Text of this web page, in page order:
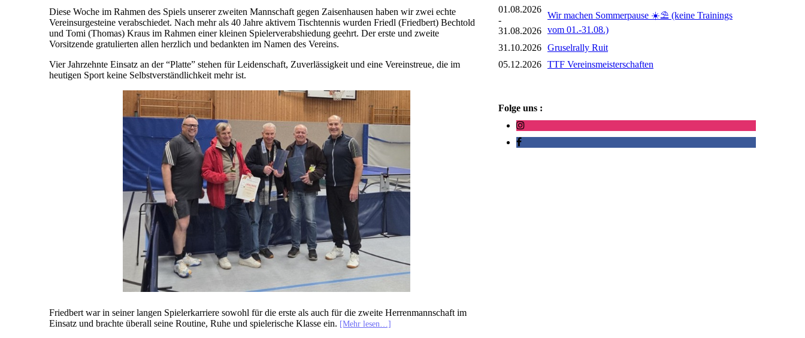
Diese Woche im Rahmen des Spiels unserer zweiten Mannschaft gegen Zaisenhausen haben wir zwei echte
Vereinsurgesteine verabschiedet. Nach mehr als 40 Jahre aktivem Tischtennis wurden Friedl (Friedbert) Bechtold
und Tomi (Thomas) Kraus im Rahmen einer kleinen Spielerverabshiedung geehrt. Der erste und zweite
Vorsitzende gratulierten allen herzlich und bedankten im Namen des Vereins.
Vier Jahrzehnte Einsatz an der “Platte” stehen für Leidenschaft, Zuverlässigkeit und eine Vereinstreue, die im
heutigen Sport keine Selbstverständlichkeit mehr ist.
Friedbert war in seiner langen Spielerkarriere sowohl für die erste als auch für die zweite Herrenmannschaft im
Einsatz und brachte überall seine Routine, Ruhe und spielerische Klasse ein. [Mehr lesen…]
01.08.2026
-
31.08.2026
Wir machen Sommerpause ☀️⛱️ (keine Trainings
vom 01.-31.08.)
31.10.2026 Gruselrally Ruit
05.12.2026 TTF Vereinsmeisterschaften
Folge uns :